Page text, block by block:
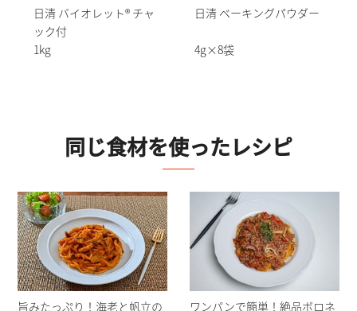
日清 バイオレット® チャ
ック付
1kg
日清 ベーキングパウダー
4g×8袋
同じ食材を使ったレシピ
旨みたっぷり！海老と帆立の
ワンパンで簡単！絶品ボロネ